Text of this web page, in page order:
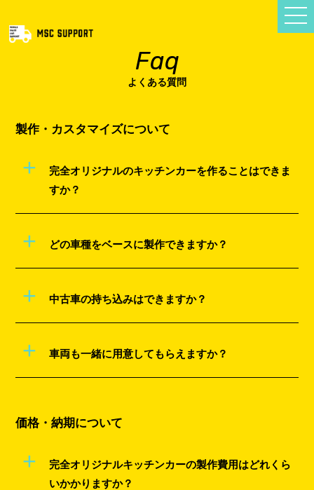
Faq
よくある質問
製作・カスタマイズについて
+
完全オリジナルのキッチンカーを作ることはできま
すか？
+ どの車種をベースに製作できますか？
+ 中古車の持ち込みはできますか？
+ 車両も一緒に用意してもらえますか？
価格・納期について
+
完全オリジナルキッチンカーの製作費用はどれくら
いかかりますか？